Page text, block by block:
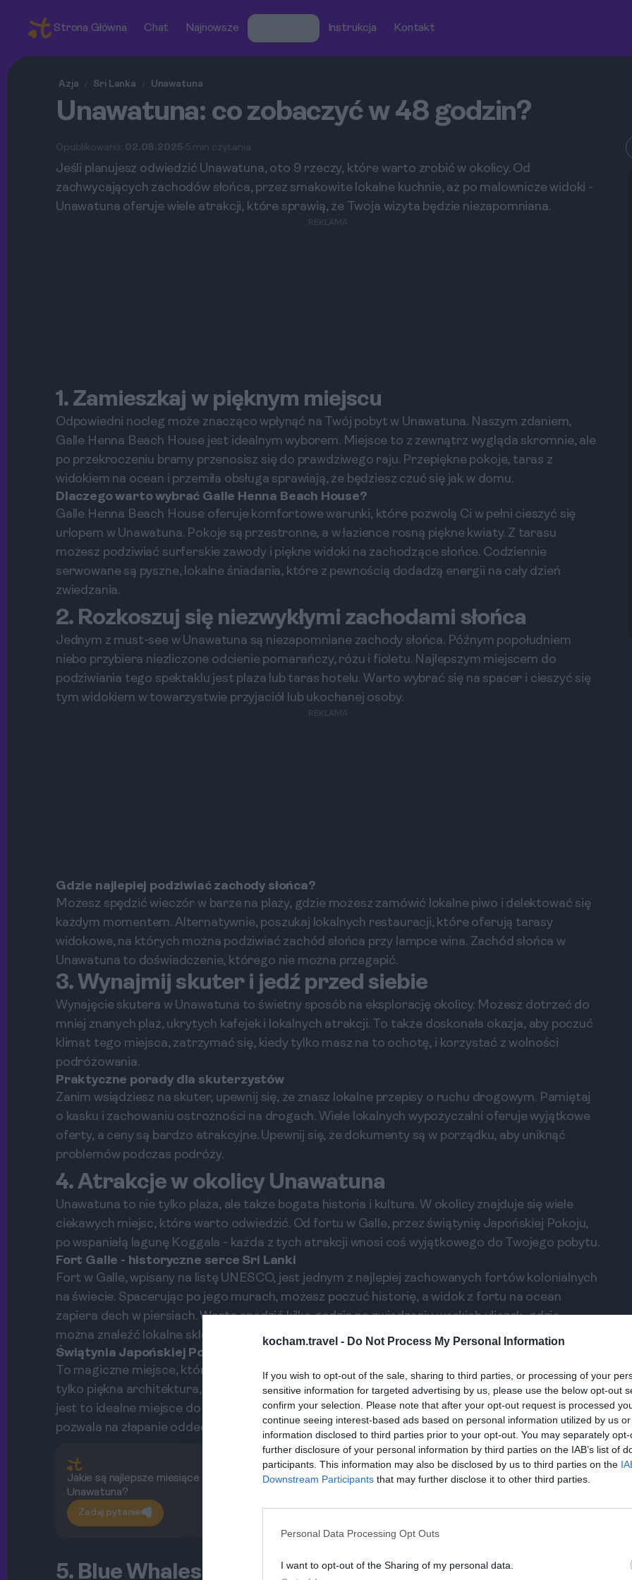
kocham.travel - Do Not Process My Personal Information
If you wish to opt-out of the sale, sharing to third parties, or processing of your
sensitive information for targeted advertising by us, please use the below opt-out
confirm your selection. Please note that after your opt-out request is processed
continue seeing interest-based ads based on personal information utilized by us
information disclosed to third parties prior to your opt-out. You may separately
further disclosure of your personal information by third parties on the IAB’s list of
participants. This information may also be disclosed by us to third parties on the
Downstream Participants that may further disclose it to other third parties.
Personal Data Processing Opt Outs
I want to opt-out of the Sharing of my personal data.
Strona Główna Chat Najnowsze Instrukcja Kontakt
Azja / Sri Lanka / Unawatuna
Unawatuna: co zobaczyć w 48 godzin?
Opublikowano: 02.08.2025 5 min czytania
Jeśli planujesz odwiedzić Unawatuna, oto 9 rzeczy, które warto zrobić w okolicy. Od
zachwycających zachodów słońca, przez smakowite lokalne kuchnie, aż po malownicze widoki -
Unawatuna oferuje wiele atrakcji, które sprawią, że Twoja wizyta będzie niezapomniana.
REKLAMA
1. Zamieszkaj w pięknym miejscu
Odpowiedni nocleg może znacząco wpłynąć na Twój pobyt w Unawatuna. Naszym zdaniem,
Galle Henna Beach House jest idealnym wyborem. Miejsce to z zewnątrz wygląda skromnie, ale
po przekroczeniu bramy przenosisz się do prawdziwego raju. Przepiękne pokoje, taras z
widokiem na ocean i przemiła obsługa sprawiają, że będziesz czuć się jak w domu.
Dlaczego warto wybrać Galle Henna Beach House?
Galle Henna Beach House oferuje komfortowe warunki, które pozwolą Ci w pełni cieszyć się
urlopem w Unawatuna. Pokoje są przestronne, a w łazience rosną piękne kwiaty. Z tarasu
możesz podziwiać surferskie zawody i piękne widoki na zachodzące słońce. Codziennie
serwowane są pyszne, lokalne śniadania, które z pewnością dodadzą energii na cały dzień
zwiedzania.
2. Rozkoszuj się niezwykłymi zachodami słońca
Jednym z must-see w Unawatuna są niezapomniane zachody słońca. Późnym popołudniem
niebo przybiera niezliczone odcienie pomarańczy, różu i fioletu. Najlepszym miejscem do
podziwiania tego spektaklu jest plaża lub taras hotelu. Warto wybrać się na spacer i cieszyć się
tym widokiem w towarzystwie przyjaciół lub ukochanej osoby.
REKLAMA
Gdzie najlepiej podziwiać zachody słońca?
Możesz spędzić wieczór w barze na plaży, gdzie możesz zamówić lokalne piwo i delektować się
każdym momentem. Alternatywnie, poszukaj lokalnych restauracji, które oferują tarasy
widokowe, na których można podziwiać zachód słońca przy lampce wina. Zachód słońca w
Unawatuna to doświadczenie, którego nie można przegapić.
3. Wynajmij skuter i jedź przed siebie
Wynajęcie skutera w Unawatuna to świetny sposób na eksplorację okolicy. Możesz dotrzeć do
mniej znanych plaż, ukrytych kafejek i lokalnych atrakcji. To także doskonała okazja, aby poczuć
klimat tego miejsca, zatrzymać się, kiedy tylko masz na to ochotę, i korzystać z wolności
podróżowania.
Praktyczne porady dla skuterzystów
Zanim wsiądziesz na skuter, upewnij się, że znasz lokalne przepisy o ruchu drogowym. Pamiętaj
o kasku i zachowaniu ostrożności na drogach. Wiele lokalnych wypożyczalni oferuje wyjątkowe
oferty, a ceny są bardzo atrakcyjne. Upewnij się, że dokumenty są w porządku, aby uniknąć
problemów podczas podróży.
4. Atrakcje w okolicy Unawatuna
Unawatuna to nie tylko plaża, ale także bogata historia i kultura. W okolicy znajduje się wiele
ciekawych miejsc, które warto odwiedzić. Od fortu w Galle, przez świątynię Japońskiej Pokoju,
po wspaniałą lagunę Koggala - każda z tych atrakcji wnosi coś wyjątkowego do Twojego pobytu.
Fort Galle - historyczne serce Sri Lanki
Fort w Galle, wpisany na listę UNESCO, jest jednym z najlepiej zachowanych fortów kolonialnych
na świecie. Spacerując po jego murach, możesz poczuć historię, a widok z fortu na ocean
zapiera dech w piersiach. Warto spędzić kilka godzin na zwiedzaniu wąskich uliczek, gdzie
można znaleźć lokalne sklepy i kawiarnie.
Świątynia Japońskiej Pokoju
To magiczne miejsce, które koniecznie trzeba odwiedzić. Świątynia Japońskiej Pokoju to nie
tylko piękna architektura, ale także doskonały widok na okolicę. Atmosfera spokoju sprawia, że
jest to idealne miejsce do medytacji i refleksji. Czas spędzony w tym niezwykłym miejscu
pozwala na złapanie oddechu w zabieganym życiu turystycznym.
Jakie są najlepsze miesiące na odwiedzenie
Unawatuna?
Zadaj pytanie
Gdzie wynająć skutera w Unawatuna?
5. Blue Whales Watching w Mirissa